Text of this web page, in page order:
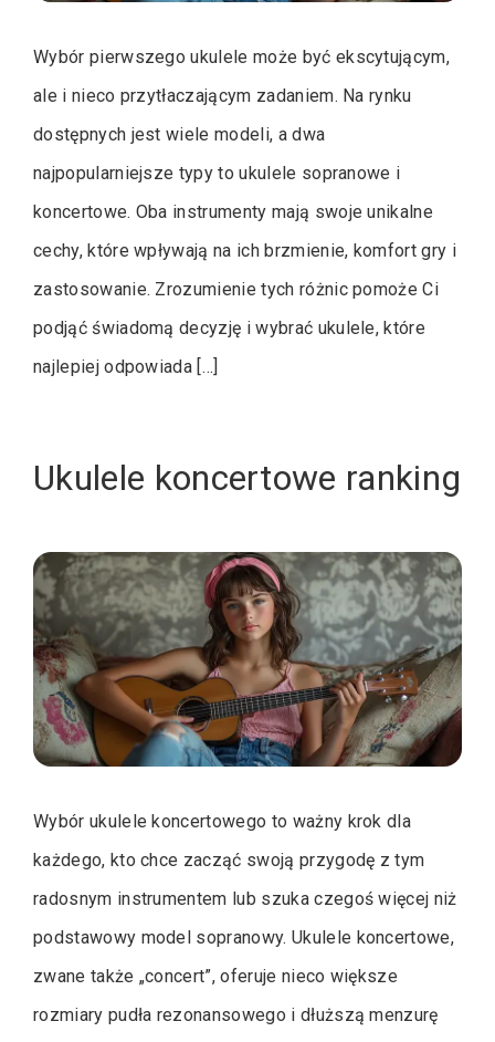
Wybór pierwszego ukulele może być ekscytującym,
ale i nieco przytłaczającym zadaniem. Na rynku
dostępnych jest wiele modeli, a dwa
najpopularniejsze typy to ukulele sopranowe i
koncertowe. Oba instrumenty mają swoje unikalne
cechy, które wpływają na ich brzmienie, komfort gry i
zastosowanie. Zrozumienie tych różnic pomoże Ci
podjąć świadomą decyzję i wybrać ukulele, które
najlepiej odpowiada […]
Ukulele koncertowe ranking
Wybór ukulele koncertowego to ważny krok dla
każdego, kto chce zacząć swoją przygodę z tym
radosnym instrumentem lub szuka czegoś więcej niż
podstawowy model sopranowy. Ukulele koncertowe,
zwane także „concert”, oferuje nieco większe
rozmiary pudła rezonansowego i dłuższą menzurę